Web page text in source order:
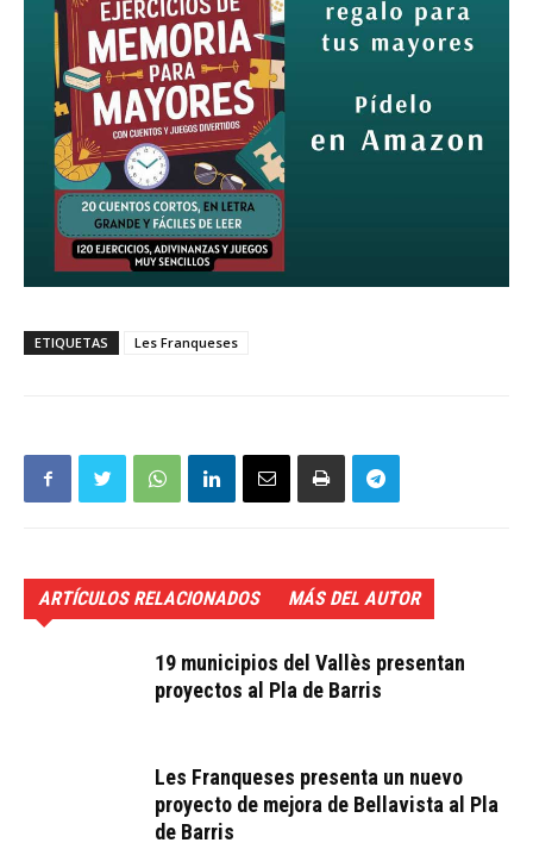
ETIQUETAS Les Franqueses
ARTÍCULOS RELACIONADOS MÁS DEL AUTOR
19 municipios del Vallès presentan
proyectos al Pla de Barris
Les Franqueses presenta un nuevo
proyecto de mejora de Bellavista al Pla
de Barris